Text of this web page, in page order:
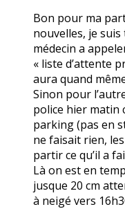
Bon pour ma
nouvelles, je
médecin a
« liste d’attente
aura quand
Sinon pour
police hier matin
parking (pas en
ne faisait rien,
partir ce qu’il a
Là on est en
jusque 20 cm
à neigé vers